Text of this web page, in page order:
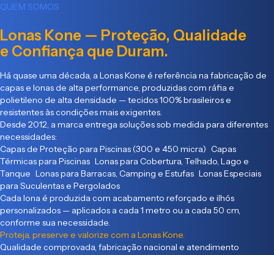
QUEM SOMOS
Lonas Kone — Proteção, Qualidade
e Confiança que Duram.
Há quase uma década, a Lonas Kone é referência na fabricação de
capas e lonas de alta performance, produzidas com ráfia e
polietileno de alta densidade — tecidos 100% brasileiros e
resistentes às condições mais exigentes.
Desde 2012, a marca entrega soluções sob medida para diferentes
necessidades:
Capas de Proteção para Piscinas (300 e 450 micra) Capas
Térmicas para Piscinas Lonas para Cobertura, Telhado, Lago e
Tanque Lonas para Barracas, Camping e Estufas Lonas Especiais
para Suculentas e Pergolados
Cada lona é produzida com acabamento reforçado e ilhós
personalizados — aplicados a cada 1 metro ou a cada 50 cm,
conforme sua necessidade.
Proteja, preserve e valorize com a Lonas Kone.
Qualidade comprovada, fabricação nacional e atendimento